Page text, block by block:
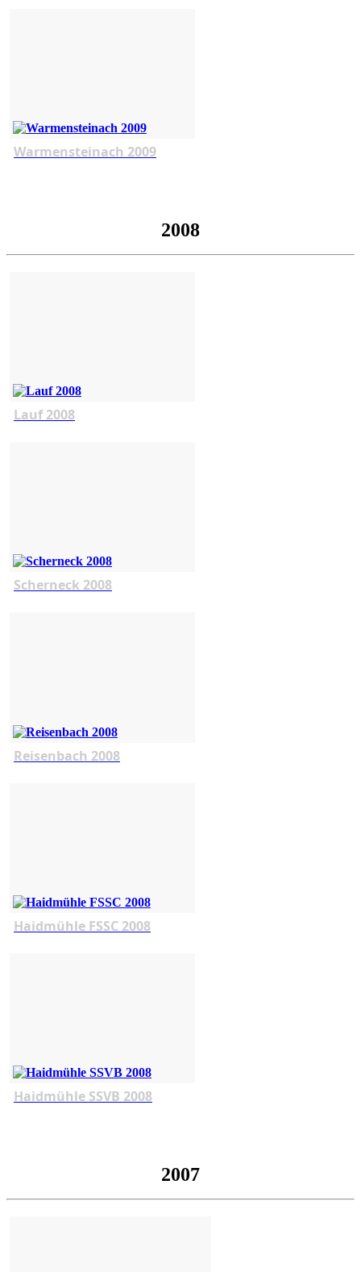
Warmensteinach 2009
2008
Lauf 2008
Scherneck 2008
Reisenbach 2008
Haidmühle FSSC 2008
Haidmühle SSVB 2008
2007